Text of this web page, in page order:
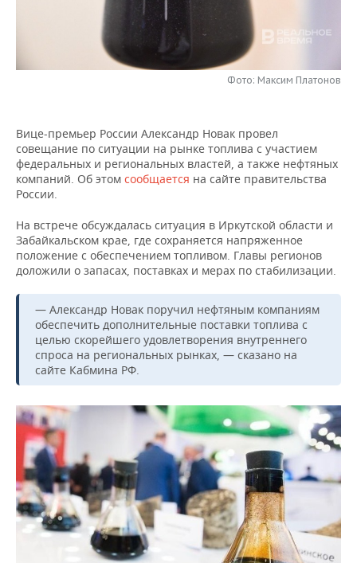
ТЕЛЕКОММУНИКАЦИИ
ВЫЕЗДНАЯ РЕДАКЦИЯ
БИЗНЕС-БРАНЧИ
НОВОСТИ СПОРТА
ВОЛЕЙБОЛ
КИБЕРСПОРТ
ФИГУРНОЕ КАТАНИЕ
ВОДНЫЕ ВИДЫ СПОРТА
ХОККЕЙ С МЯЧОМ
НОВОСТИ ОБЩЕСТВА
ИСТОРИЯ
КУЛЬТУРА
МЕДИЦИНА
ОБРАЗОВАНИЕ
ПРОИСШЕСТВИЯ
ФОТОГАЛЕРЕЯ
СПИСОК ПЕРСОН
СПИСОК КОМПАНИЙ
ПОЛНАЯ ВЕРСИЯ
Фото: Максим Платонов
Вице-премьер России Александр Новак провел
совещание по ситуации на рынке топлива с участием
федеральных и региональных властей, а также нефтяных
компаний. Об этом сообщается на сайте правительства
России.
На встрече обсуждалась ситуация в Иркутской области и
Забайкальском крае, где сохраняется напряженное
положение с обеспечением топливом. Главы регионов
доложили о запасах, поставках и мерах по стабилизации.
— Александр Новак поручил нефтяным компаниям
обеспечить дополнительные поставки топлива с
целью скорейшего удовлетворения внутреннего
спроса на региональных рынках, — сказано на
сайте Кабмина РФ.